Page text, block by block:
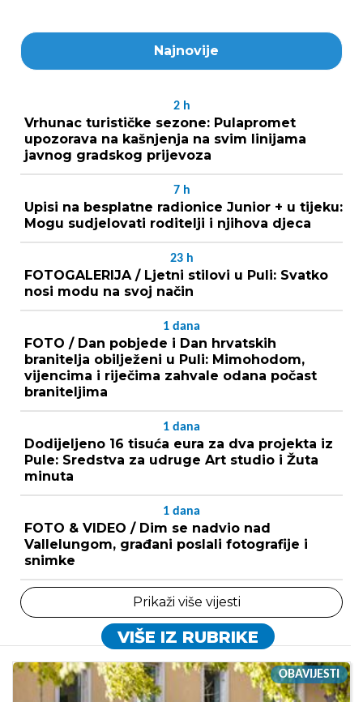
Najnovije
2 h
Vrhunac turističke sezone: Pulapromet
upozorava na kašnjenja na svim linijama
javnog gradskog prijevoza
7 h
Upisi na besplatne radionice Junior + u tijeku:
Mogu sudjelovati roditelji i njihova djeca
23 h
FOTOGALERIJA / Ljetni stilovi u Puli: Svatko
nosi modu na svoj način
1 dana
FOTO / Dan pobjede i Dan hrvatskih
branitelja obilježeni u Puli: Mimohodom,
vijencima i riječima zahvale odana počast
braniteljima
1 dana
Dodijeljeno 16 tisuća eura za dva projekta iz
Pule: Sredstva za udruge Art studio i Žuta
minuta
1 dana
FOTO & VIDEO / Dim se nadvio nad
Vallelungom, građani poslali fotografije i
snimke
Prikaži više vijesti
VIŠE IZ RUBRIKE
OBAVIJESTI